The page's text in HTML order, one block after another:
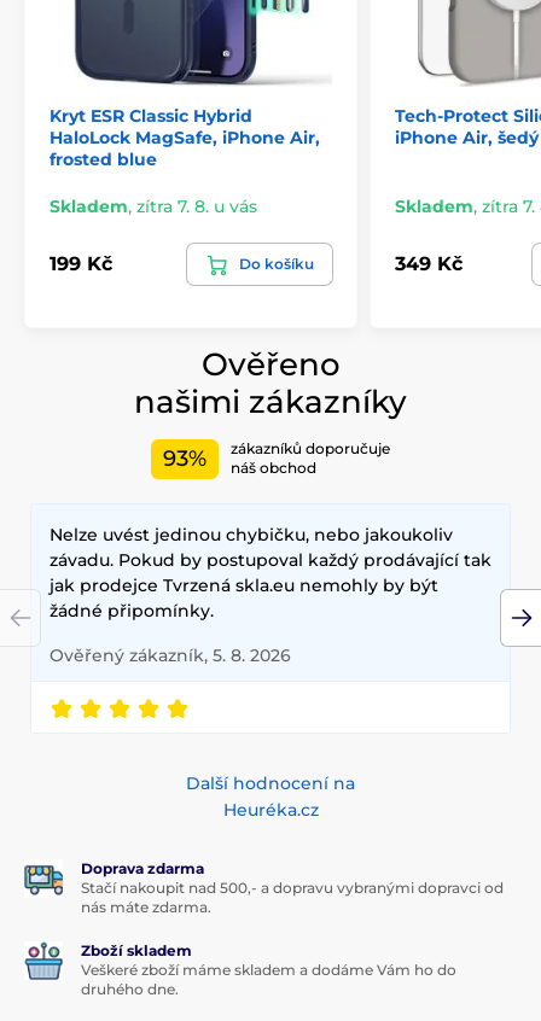
a s maximálním vizuálním efektem.
Kryt ESR Classic Hybrid
HaloLock MagSafe, iPhone Air,
frosted blue
Skladem, zítra 7. 8. u vás
199 Kč Do košíku
Tech-Protect
iPhone Air, šedý
Skladem, zítra 7.
349 Kč
Ověřeno
našimi zákazníky
93%
zákazníků doporučuje
náš obchod
Nelze uvést jedinou chybičku, nebo jakoukoliv
závadu. Pokud by postupoval každý prodávající tak
jak prodejce Tvrzená skla.eu nemohly by být
žádné připomínky.
Ověřený zákazník, 5. 8. 2026
Další hodnocení na
Heuréka.cz
Doprava zdarma
Stačí nakoupit nad 500,- a dopravu vybranými dopravci od
nás máte zdarma.
Zboží skladem
Veškeré zboží máme skladem a dodáme Vám ho do
druhého dne.